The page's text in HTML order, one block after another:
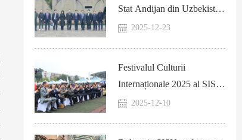
Stat Andijan din Uzbekistan
a vizitat SISU
2025-12-23
Festivalul Culturii
Internaționale 2025 al SISU
a inaugurat cu succes
2025-12-10